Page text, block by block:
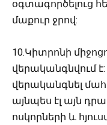
օգտագործելուց
մաքուր ջրով:
10.Կիտրոնի
վերականգնվում
վերականգնել
այնպես էլ այն
ոսկորների և